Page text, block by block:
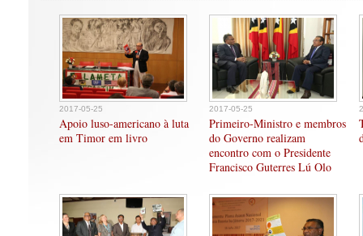
2017-05-25
Apoio luso-americano à luta
em Timor em livro
2017-05-25
Primeiro-Ministro e membros
do Governo realizam
encontro com o Presidente
Francisco Guterres Lú Olo